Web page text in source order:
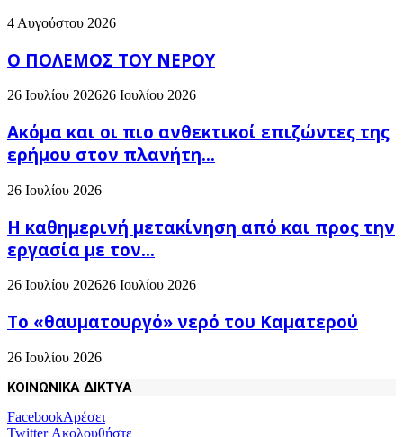
4 Αυγούστου 2026
Ο ΠΟΛΕΜΟΣ ΤΟΥ ΝΕΡΟΥ
26 Ιουλίου 202626 Ιουλίου 2026
Ακόμα και οι πιο ανθεκτικοί επιζώντες της
ερήμου στον πλανήτη...
26 Ιουλίου 2026
H καθημερινή μετακίνηση από και προς την
εργασία με τον...
26 Ιουλίου 202626 Ιουλίου 2026
Το «θαυματουργό» νερό του Καματερού
26 Ιουλίου 2026
ΚΟΙΝΩΝΙΚΑ ΔΙΚΤΥΑ
FacebookΑρέσει
TwitterΑκολουθήστε